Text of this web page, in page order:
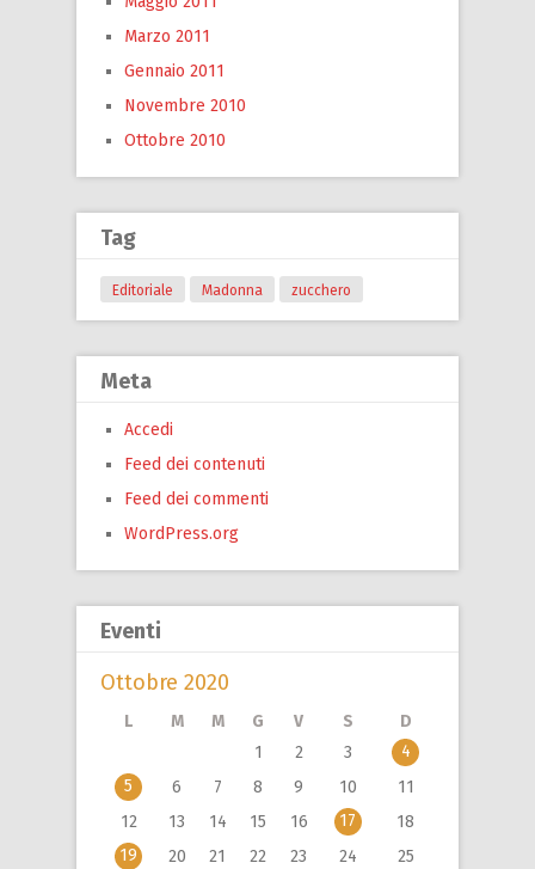
Marzo 2011
Gennaio 2011
Novembre 2010
Ottobre 2010
Tag
Editoriale Madonna zucchero
Meta
Accedi
Feed dei contenuti
Feed dei commenti
WordPress.org
Eventi
Ottobre 2020
L M M G V S
D
1
2 3
4
5
6 7 8 9 10
11
12
13 14 15 16 17
18
19
20 21 22 23 24
25